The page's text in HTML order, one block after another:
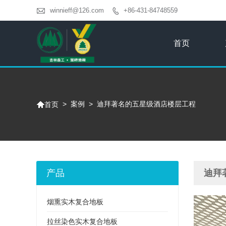
 winnieff@126.com  +86-431-84748559
首页
首页 > 案例 > 迪拜著名的五星级酒店楼层工程
迪拜
产品
烟熏实木复合地板
拉丝染色实木复合地板